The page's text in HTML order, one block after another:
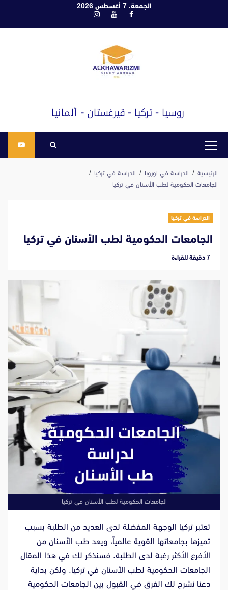
الجمعة، 7 أغسطس 2026
فيسبوكيوتيوبانستغرام
القائمة
الرئيسية الدراسة في اوروبا
الدراسة في تركيا
الجامعات الحكومية لطب الأسنان في تركيا
الدراسة في تركيا
الجامعات الحكومية لطب الأسنان في تركيا
‫7 دقيقة للقراءة
الجامعات الحكومية لطب الأسنان في تركيا
تعتبر تركيا الوجهة المفضلة لدى العديد من الطلبة بسبب
تميزها بجامعاتها القوية عالمياً، ويعد طب الأسنان من
الأفرع الأكثر رغبة لدى الطلبة. فسنذكر لك في هذا المقال
الجامعات الحكومية لطب الأسنان في تركيا. ولكن بداية
دعنا نشرح لك الفرق في القبول بين الجامعات الحكومية